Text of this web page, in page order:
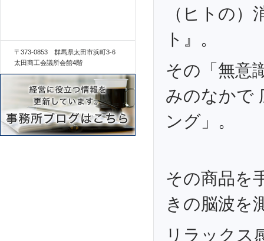
（ヒトの
ト』。
その「無意
みのなかで
ング」。
その商品を
きの脳波を
リラックス
〒373-0853 群馬県太田市浜町3-6
太田商工会議所会館4階